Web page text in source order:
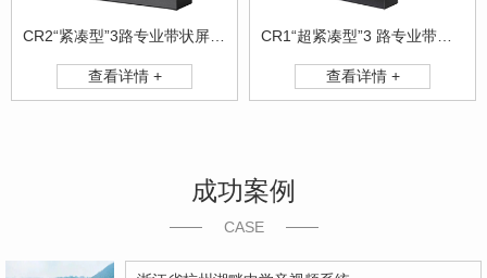
查看详情 + 查看详情 +
成功案例
CASE